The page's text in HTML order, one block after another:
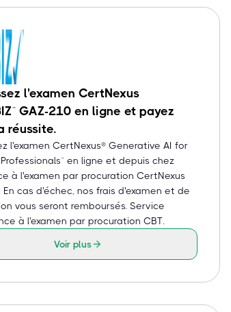
l'examen CertNexus
GAZ-210 en ligne et payez
réussite.
l'examen CertNexus® Generative AI for
en ligne et depuis chez
à l'examen par procuration CertNexus
En cas d'échec, nos frais d'examen et de
vous seront remboursés. Service
à l'examen par procuration CBT.
Voir plus